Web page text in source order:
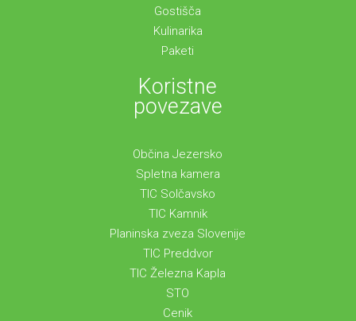
Gostišča
Kulinarika
Paketi
Koristne
povezave
Občina Jezersko
Spletna kamera
TIC Solčavsko
TIC Kamnik
Planinska zveza Slovenije
TIC Preddvor
TIC Železna Kapla
STO
Cenik